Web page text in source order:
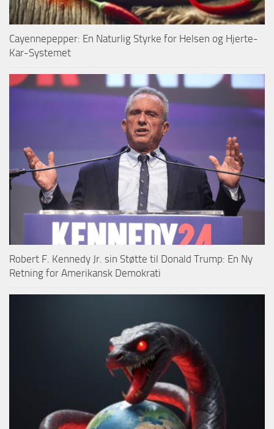
Cayennepepper: En Naturlig Styrke for Helsen og Hjerte-
Kar-Systemet
Robert F. Kennedy Jr. sin Støtte til Donald Trump: En Ny
Retning for Amerikansk Demokrati